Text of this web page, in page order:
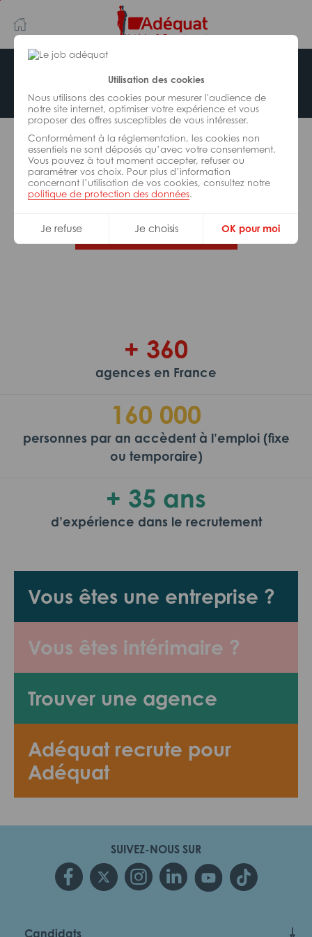
Utilisation des cookies
Nous utilisons des cookies pour mesurer l'audience de
notre site internet, optimiser votre expérience et vous
proposer des offres susceptibles de vous intéresser.
Conformément à la réglementation, les cookies non
essentiels ne sont déposés qu’avec votre consentement.
Vous pouvez à tout moment accepter, refuser ou
paramétrer vos choix. Pour plus d’information
concernant l’utilisation de vos cookies, consultez notre
politique de protection des données.
Je refuse Je choisis OK pour moi
au
contenu
principal
navigation
Offre indisponible
L’offre d’emploi que vous tentez de consulter n’est
plus disponible.
De nombreuses autres missions peuvent vous
correspondre, consultez toutes nos offres.
Trouvez votre job Adéquat !
Vous êtes une entreprise ?
Vous êtes intérimaire ?
Trouver une agence
Adéquat recrute pour
Adéquat
+ 360
agences en France
160 000
personnes par an accèdent à l’emploi (fixe
ou temporaire)
+ 35 ans
d’expérience dans le recrutement
SUIVEZ-NOUS SUR
Candidats